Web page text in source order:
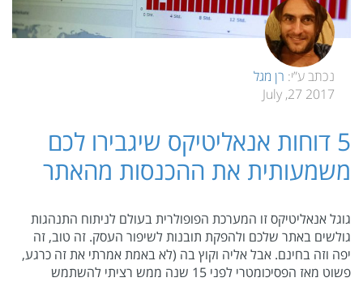
נכתב ע”י: רן מגל
2017 27, July
5 דוחות אנאליטיקס שיגבירו לכם
משמעותית את ההכנסות מהאתר
גוגל אנאליטיקס זו המערכת הפופולרית בעולם לניתוח התנהגות
גולשים באתר שלכם ולהפקת תובנות לשיפור העסק. זה טוב, זה
יפה וזה בחינם. אבל אליה וקוץ בה (לא באמת אמרתי את זה כרגע,
פשוט מאז הפסיכומטרי לפני 15 שנה ממש רציתי להשתמש